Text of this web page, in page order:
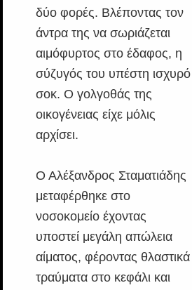
δύο φορές. Βλέποντας τον
άντρα της να σωριάζεται
αιμόφυρτος στο έδαφος, η
σύζυγός του υπέστη ισχυρό
σοκ. Ο γολγοθάς της
οικογένειας είχε μόλις
αρχίσει.
Ο Αλέξανδρος Σταματιάδης
μεταφέρθηκε στο
νοσοκομείο έχοντας
υποστεί μεγάλη απώλεια
αίματος, φέροντας θλαστικά
τραύματα στο κεφάλι και